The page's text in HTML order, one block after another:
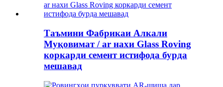
Таъмини Фабрикаи Алкали
Муқовимат / ar нахи Glass Roving
коркарди семент истифода бурда
мешавад